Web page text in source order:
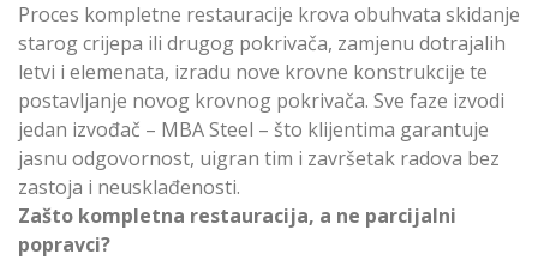
Proces kompletne restauracije krova obuhvata skidanje
starog crijepa ili drugog pokrivača, zamjenu dotrajalih
letvi i elemenata, izradu nove krovne konstrukcije te
postavljanje novog krovnog pokrivača. Sve faze izvodi
jedan izvođač – MBA Steel – što klijentima garantuje
jasnu odgovornost, uigran tim i završetak radova bez
zastoja i neusklađenosti.
Zašto kompletna restauracija, a ne parcijalni
popravci?